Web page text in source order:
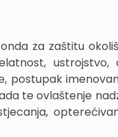
za zaštitu
ustrojstvo,
postupak
te ovlaštenje